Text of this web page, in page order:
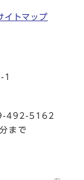
イトマップ
1
492-5162
まで